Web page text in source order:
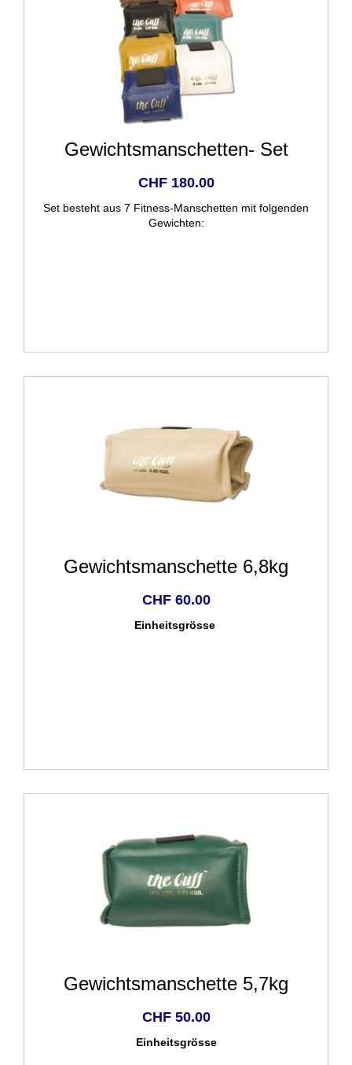
Gewichtsmanschetten- Set
CHF 180.00
Set besteht aus 7 Fitness-Manschetten mit folgenden
Gewichten:
Gewichtsmanschette 6,8kg
CHF 60.00
Einheitsgrösse
Gewichtsmanschette 5,7kg
CHF 50.00
Einheitsgrösse